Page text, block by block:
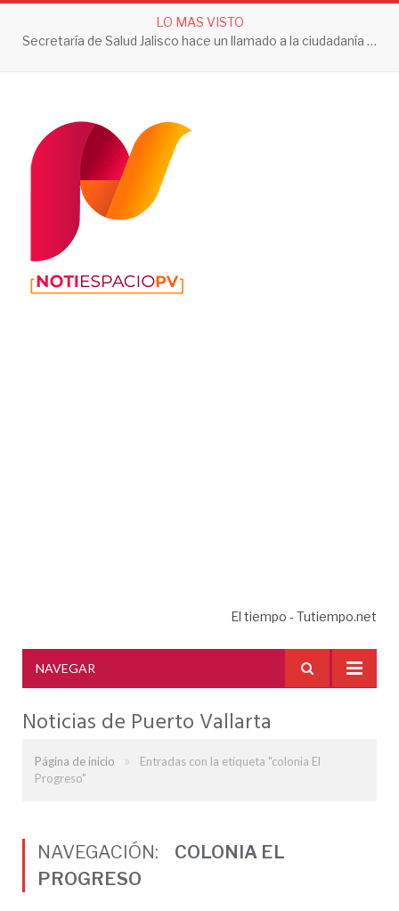
LO MAS VISTO
Secretaría de Salud Jalisco hace un llamado a la ciudadanía a tomar acciones contra el dengue en esta temporada de lluvias
El tiempo - Tutiempo.net
NAVEGAR
Noticias de Puerto Vallarta
Página de inicio »
Entradas con la etiqueta "colonia El
Progreso"
NAVEGACIÓN:
COLONIA EL
PROGRESO